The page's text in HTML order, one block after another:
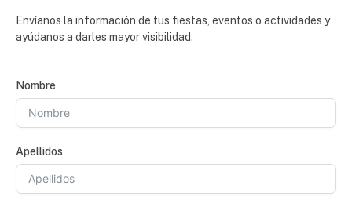
Envíanos la información de tus fiestas, eventos o actividades y
ayúdanos a darles mayor visibilidad.
Nombre
Apellidos